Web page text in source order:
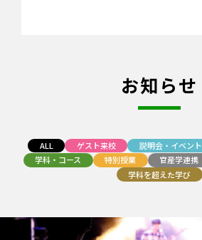
お知らせ
ALL ゲスト来校 説明会・イベント
学科・コース
特別授業 官産学連携
学科を超えた学び